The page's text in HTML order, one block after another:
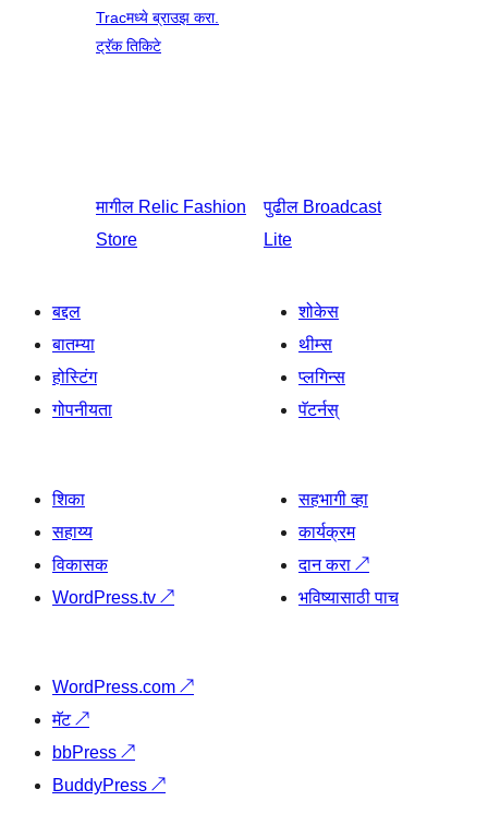
Tracमध्ये ब्राउझ करा.
ट्रॅक तिकिटे
मागील Relic Fashion
Store
पुढील Broadcast
Lite
बद्दल
बातम्या
होस्टिंग
गोपनीयता
शोकेस
थीम्स
प्लगिन्स
पॅटर्नस्
शिका
सहाय्य
विकासक
WordPress.tv ↗
सहभागी व्हा
कार्यक्रम
दान करा ↗
भविष्यासाठी पाच
WordPress.com ↗
मॅट↗
bbPress ↗
BuddyPress ↗